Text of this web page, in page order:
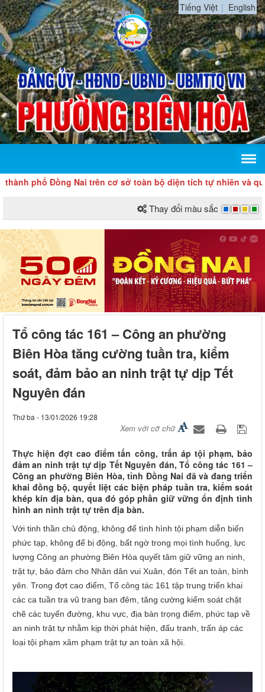
Tiếng Việt English
phố Đồng Nai trên cơ sở toàn bộ diện tích tự nhiên và quy
Thay đổi màu sắc
Tổ công tác 161 – Công an phường
Biên Hòa tăng cường tuần tra, kiểm
soát, đảm bảo an ninh trật tự dịp Tết
Nguyên đán
Thứ ba - 13/01/2026 19:28
Xem với cỡ chữ
Thực hiện đợt cao điểm tấn công, trấn áp tội phạm, bảo
đảm an ninh trật tự dịp Tết Nguyên đán, Tổ công tác 161 –
Công an phường Biên Hòa, tỉnh Đồng Nai đã và đang triển
khai đồng bộ, quyết liệt các biện pháp tuần tra, kiểm soát
khép kín địa bàn, qua đó góp phần giữ vững ổn định tình
hình an ninh trật tự trên địa bàn.
Với tinh thần chủ động, không để tình hình tội phạm diễn biến
phức tạp, không để bị động, bất ngờ trong mọi tình huống, lực
lượng Công an phường Biên Hòa quyết tâm giữ vững an ninh,
trật tự, bảo đảm cho Nhân dân vui Xuân, đón Tết an toàn, bình
yên. Trong đợt cao điểm, Tổ công tác 161 tập trung triển khai
các ca tuần tra vũ trang ban đêm, tăng cường kiểm soát chặt
chẽ các tuyến đường, khu vực, địa bàn trọng điểm, phức tạp về
an ninh trật tự nhằm kịp thời phát hiện, đấu tranh, trấn áp các
loại tội phạm xâm phạm trật tự an toàn xã hội.